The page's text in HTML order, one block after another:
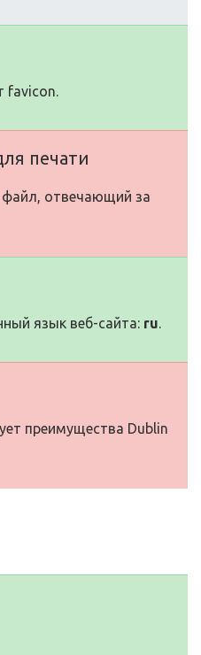
favicon.
печати
отвечающий за
язык веб-сайта: ru.
преимущества Dublin